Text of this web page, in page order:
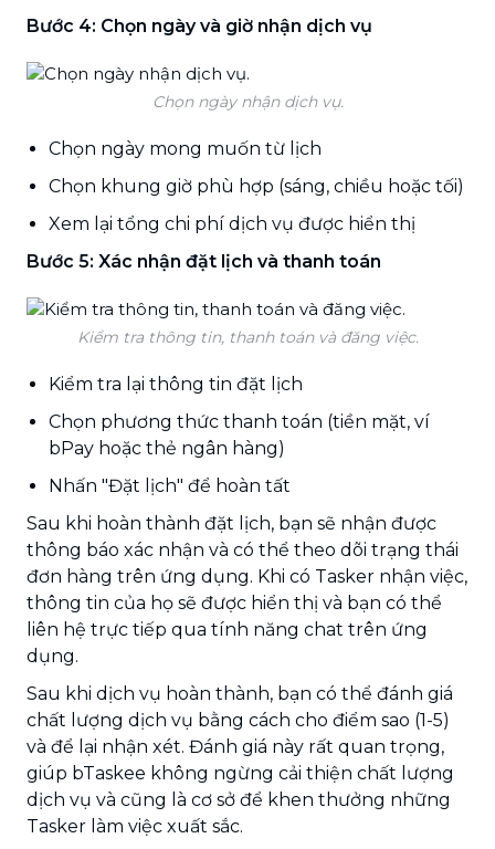
Bước 4: Chọn ngày và giờ nhận dịch vụ
Chọn ngày nhận dịch vụ.
Chọn ngày mong muốn từ lịch
Chọn khung giờ phù hợp (sáng, chiều hoặc tối)
Xem lại tổng chi phí dịch vụ được hiển thị
Bước 5: Xác nhận đặt lịch và thanh toán
Kiểm tra thông tin, thanh toán và đăng việc.
Kiểm tra lại thông tin đặt lịch
Chọn phương thức thanh toán (tiền mặt, ví
bPay hoặc thẻ ngân hàng)
Nhấn "Đặt lịch" để hoàn tất
Sau khi hoàn thành đặt lịch, bạn sẽ nhận được
thông báo xác nhận và có thể theo dõi trạng thái
đơn hàng trên ứng dụng. Khi có Tasker nhận việc,
thông tin của họ sẽ được hiển thị và bạn có thể
liên hệ trực tiếp qua tính năng chat trên ứng
dụng.
Sau khi dịch vụ hoàn thành, bạn có thể đánh giá
chất lượng dịch vụ bằng cách cho điểm sao (1-5)
và để lại nhận xét. Đánh giá này rất quan trọng,
giúp bTaskee không ngừng cải thiện chất lượng
dịch vụ và cũng là cơ sở để khen thưởng những
Tasker làm việc xuất sắc.